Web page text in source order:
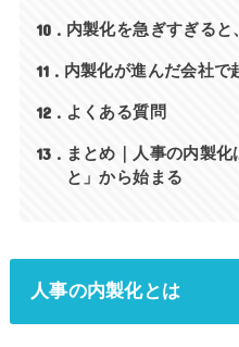
10 内製化を急ぎすぎると
11 内製化が進んだ会社で
12 よくある質問
13
まとめ｜人事の内製
と」から始まる
人事の内製化とは